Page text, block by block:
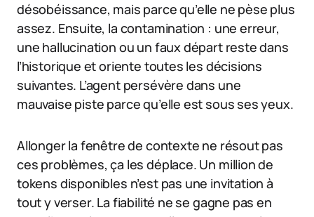
désobéissance, mais parce qu’elle ne pèse plus
assez. Ensuite, la contamination : une erreur,
une hallucination ou un faux départ reste dans
l’historique et oriente toutes les décisions
suivantes. L’agent persévère dans une
mauvaise piste parce qu’elle est sous ses yeux.
Allonger la fenêtre de contexte ne résout pas
ces problèmes, ça les déplace. Un million de
tokens disponibles n’est pas une invitation à
tout y verser. La fiabilité ne se gagne pas en